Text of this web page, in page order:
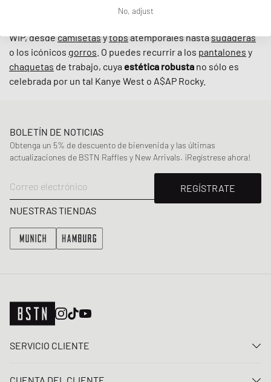
WIP, desdecamisetasytopsatemporales hastasudaderas
o los icónicos gorros . O puedes recurrir a los pantalones y
chaquetas de trabajo, cuya estética robusta no sólo es
celebrada por un tal Kanye West o A$AP Rocky.
BOLETÍN DE NOTICIAS
Obtenga un 5% de descuento de bienvenida y las últimas
actualizaciones de BSTN Raffles y New Arrivals. ¡Regístrese ahora!
Correo electrónico
REGÍSTRATE
NUESTRAS TIENDAS
SERVICIO CLIENTE
No, adjust